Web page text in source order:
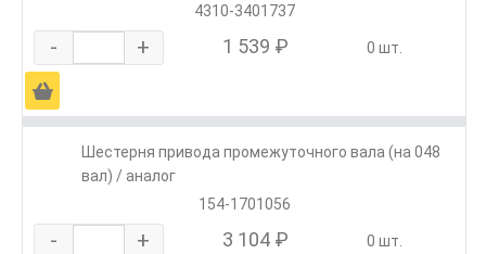
4310-3401737
- + 1 539 ₽ 0 шт.
Ä
Шестерня привода промежуточного вала (на 048
вал) / аналог
154-1701056
- + 3 104 ₽ 0 шт.